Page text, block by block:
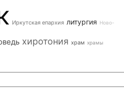
Иркутская епархия литургия Ново-
хиротония храм храмы